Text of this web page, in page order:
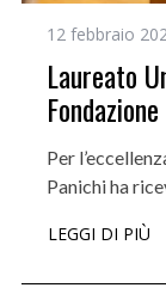
12 febbraio
Laureato
Per
Panichi ha
LEGGI DI PIÙ